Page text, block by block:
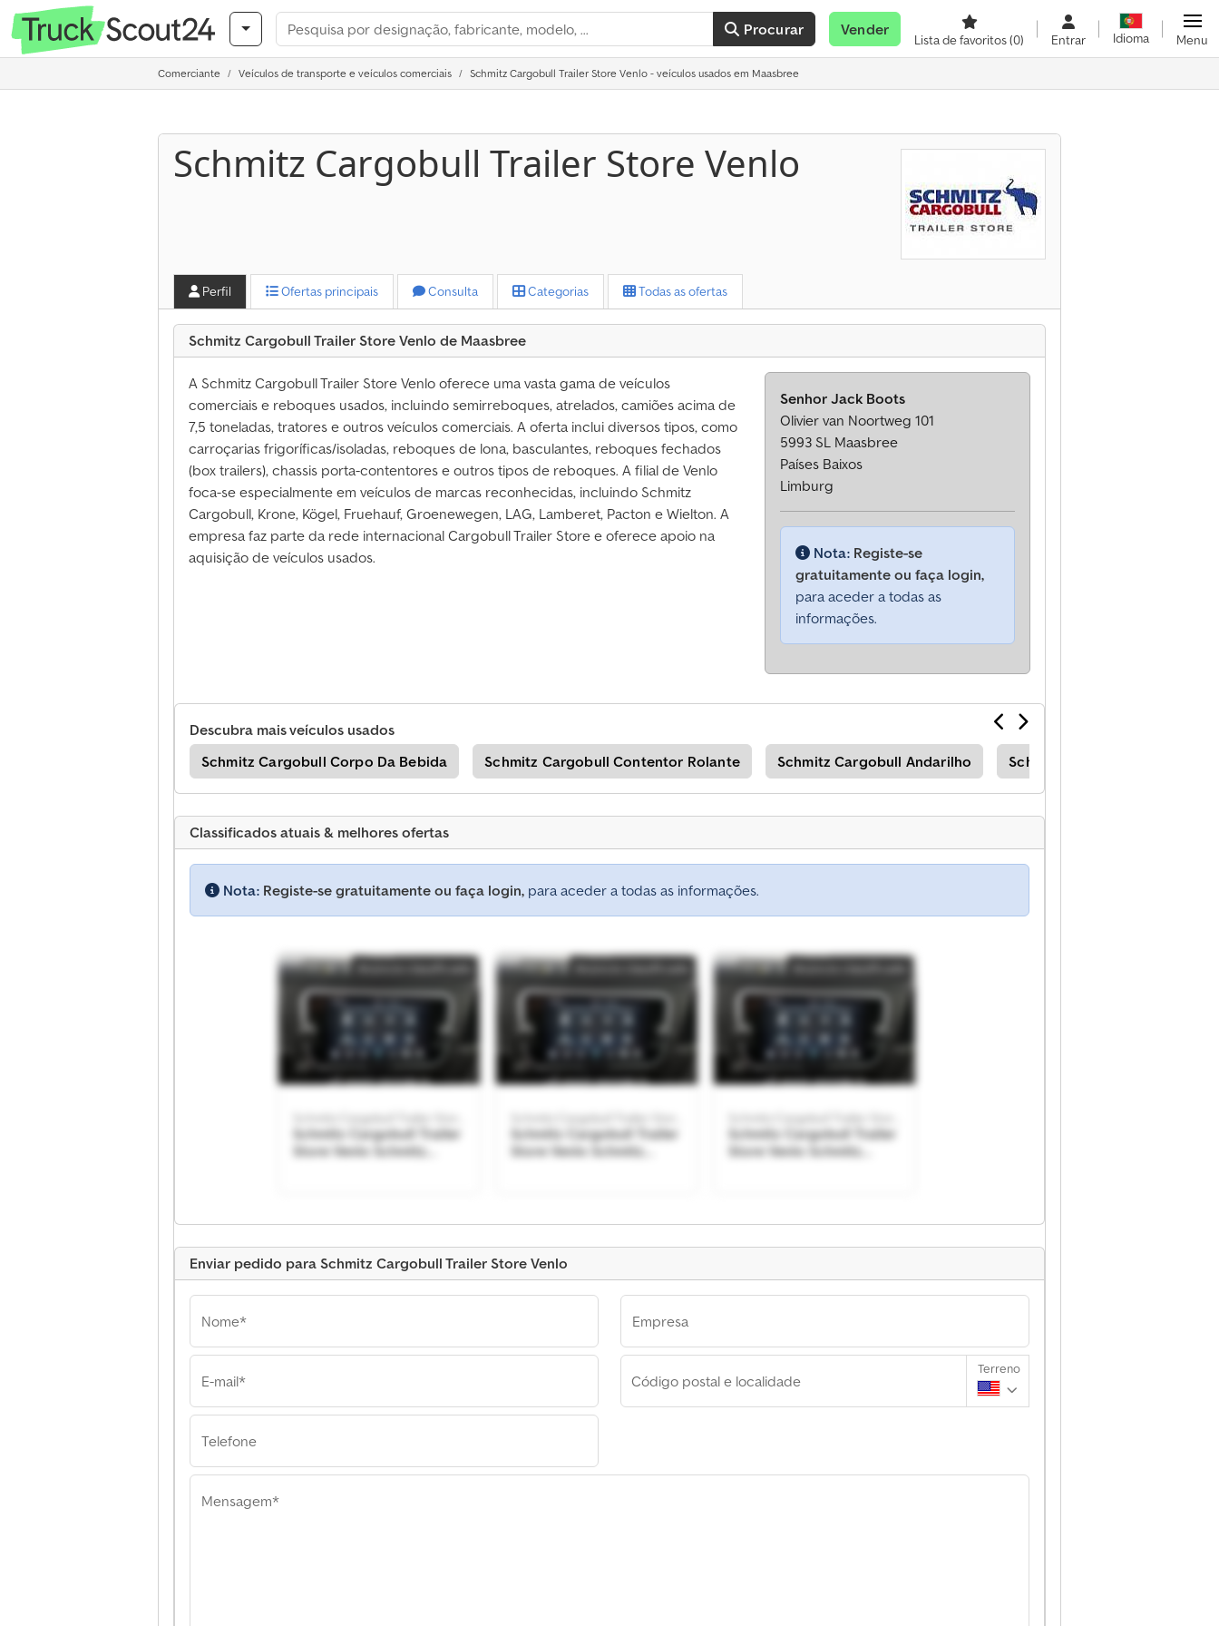
Procurar Vender
Lista de favoritos(0) Entrar Idioma Menu
Comerciante Veículos de transporte e veículos comerciais Schmitz Cargobull Trailer Store Venlo - veículos usados em Maasbree
Schmitz Cargobull Trailer Store Venlo
Perfil Ofertas principais Consulta Categorias Todas as ofertas
Schmitz Cargobull Trailer Store Venlo de Maasbree
A Schmitz Cargobull Trailer Store Venlo oferece uma vasta gama de veículos
comerciais e reboques usados, incluindo semirreboques, atrelados, camiões acima de
7,5 toneladas, tratores e outros veículos comerciais. A oferta inclui diversos tipos, como
carroçarias frigoríficas/isoladas, reboques de lona, basculantes, reboques fechados
(box trailers), chassis porta-contentores e outros tipos de reboques. A filial de Venlo
foca-se especialmente em veículos de marcas reconhecidas, incluindo Schmitz
Cargobull, Krone, Kögel, Fruehauf, Groenewegen, LAG, Lamberet, Pacton e Wielton. A
empresa faz parte da rede internacional Cargobull Trailer Store e oferece apoio na
aquisição de veículos usados.
Senhor Jack Boots
Olivier van Noortweg 101
5993 SL Maasbree
Países Baixos
Limburg
Nota: Registe-se
gratuitamente ou faça login,
para aceder a todas as
informações.
Descubra mais veículos usados
Schmitz Cargobull Corpo Da Bebida
Schmitz Cargobull Contentor Rolante Schmitz Cargobull Andarilho Schmitz Cargobull Carregador
Classificados atuais & melhores ofertas
Nota: Registe-se gratuitamente ou faça login, para aceder a todas as informações.
Schmitz Cargobull Trailer
Store Venlo Schmitz
Schmitz Cargobull Trailer
Store Venlo Schmitz
Schmitz Cargobull Trailer
Store Venlo Schmitz
Store Venlo Schmitz
Enviar pedido para Schmitz Cargobull Trailer Store Venlo
Nome*
E-mail*
Telefone
Empresa
Código postal e localidade
Terreno
Mensagem*